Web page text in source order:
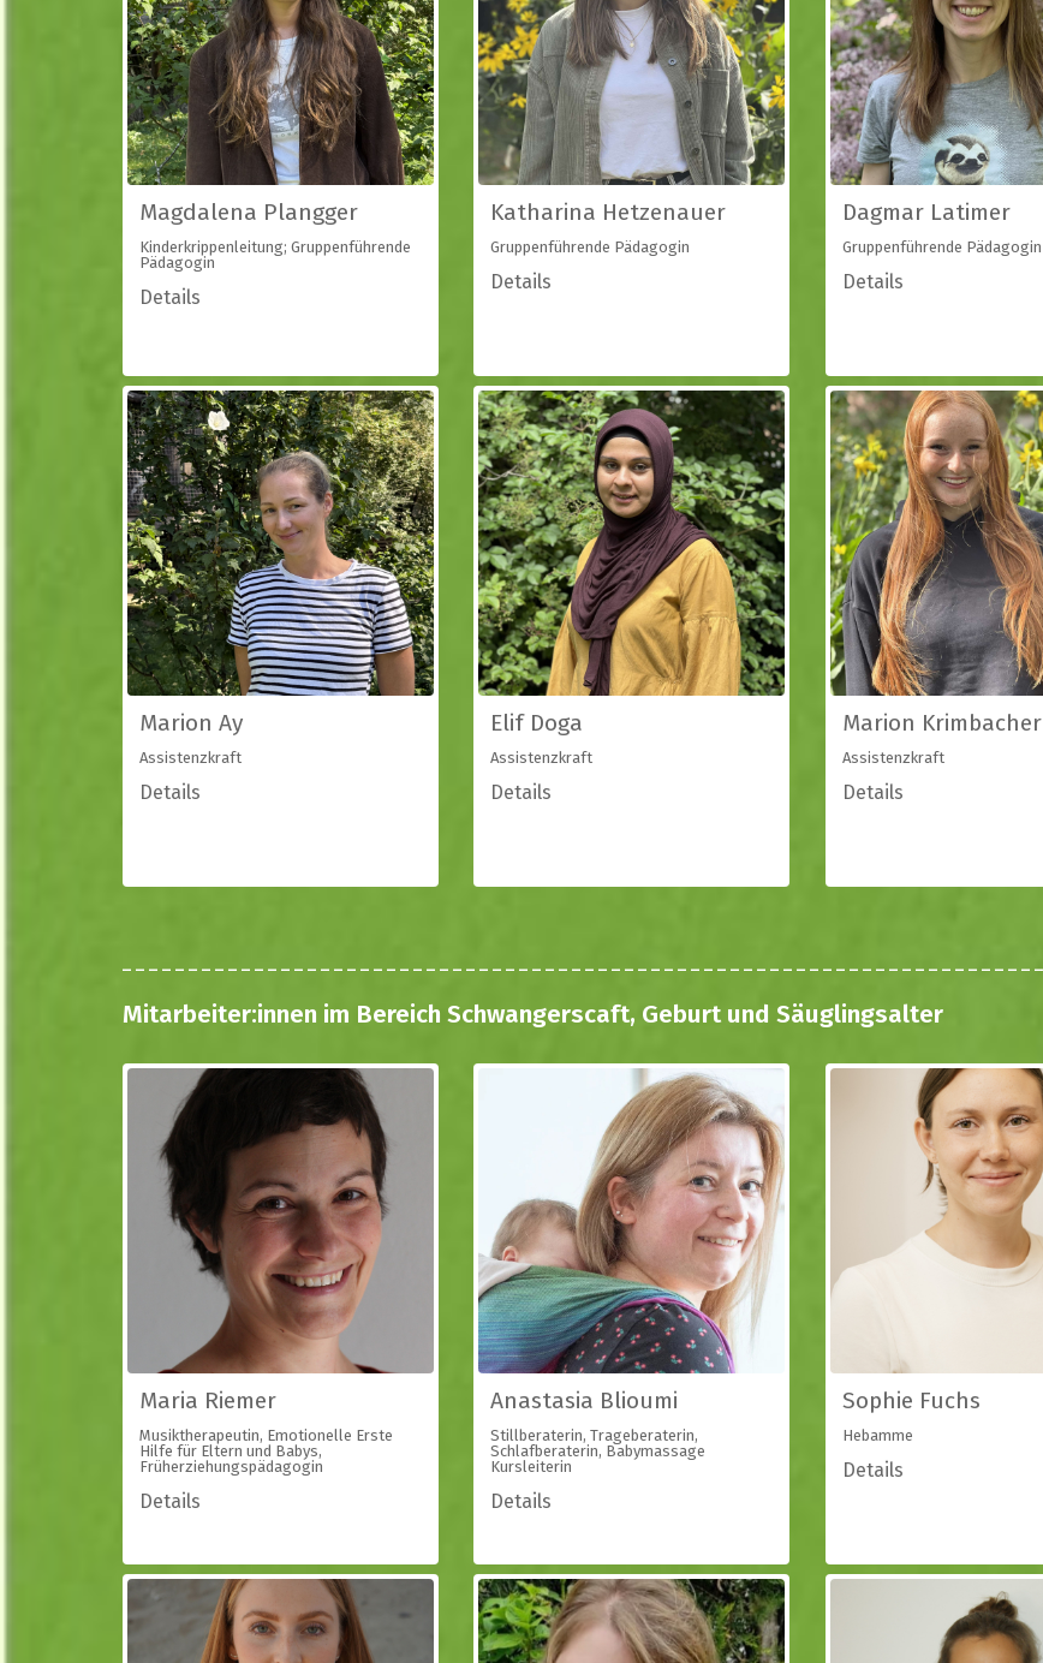
Magdalena Plangger
Kinderkrippenleitung; Gruppenführende
Pädagogin
Details
Katharina Hetzenauer
Gruppenführende Pädagogin
Details
Dagmar Latimer
Gruppenführende Pädagogin
Details
Marion Ay
Assistenzkraft
Details
Elif Doga
Assistenzkraft
Details
Marion Krimbacher
Assistenzkraft
Details
Mitarbeiter:innen im Bereich Schwangerscaft, Geburt und Säuglingsalter
Maria Riemer
Musiktherapeutin, Emotionelle Erste
Hilfe für Eltern und Babys,
Früherziehungspädagogin
Details
Anastasia Blioumi
Stillberaterin, Trageberaterin,
Schlafberaterin, Babymassage
Kursleiterin
Details
Sophie Fuchs
Hebamme
Details